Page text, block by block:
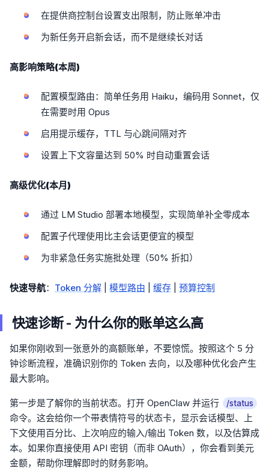
在提供商控制台设置支出限制，防止账单冲击
为新任务开启新会话，而不是继续长对话
高影响策略(本周)
配置模型路由：简单任务用 Haiku，编码用 Sonnet，仅
在需要时用 Opus
启用提示缓存，TTL 与心跳间隔对齐
设置上下文容量达到 50% 时自动重置会话
高级优化(本月)
通过 LM Studio 部署本地模型，实现简单补全零成本
配置子代理使用比主会话更便宜的模型
为非紧急任务实施批处理（50% 折扣）
快速导航： Token 分解 模型路由 缓存 预算控制
快速诊断 - 为什么你的账单这么高
如果你刚收到一张意外的高额账单，不要惊慌。按照这个 5 分
钟诊断流程，准确识别你的 Token 去向，以及哪种优化会产生
最大影响。
第一步是了解你的当前状态。打开 OpenClaw 并运行 /status
命令。这会给你一个带表情符号的状态卡，显示会话模型、上
下文使用百分比、上次响应的输入/输出 Token 数，以及估算成
本。如果你直接使用 API 密钥（而非 OAuth），你会看到美元
金额，帮助你理解即时的财务影响。